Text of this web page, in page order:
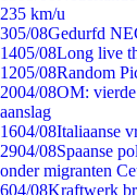
235 km/u
305/08Gedurfd
1405/08Long live
1205/08Random
2004/08OM: vierde
aanslag
1604/08Italiaanse
2904/08Spaanse
onder migranten
604/08Kraftwerk